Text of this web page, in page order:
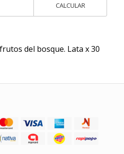
CALCULAR
del bosque. Lata x 30